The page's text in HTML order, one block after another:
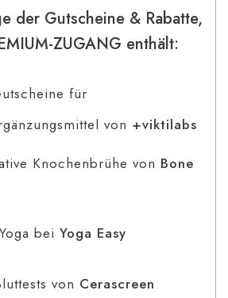
der Gutscheine & Rabatte,
ZUGANG enthält:
für
von +viktilabs
Knochenbrühe von Bone
bei Yoga Easy
von Cerascreen